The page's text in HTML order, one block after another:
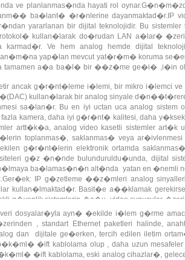
ve planlanmas�nda hayati rol
ba�lant� �r�nlerine dayanmaktad�r.IP
yararlanan bir dijital teknolojidir. Bu sistemler
kullan�larak do�rudan LAN a�lar�
Ve hem analog hemde dijital
yap�lan mevcut yat�r�m� koruma
tamamen a�a ba�l� bir ��z�me ge�i� ,i�in
ancak g�r�nt�leme i�lemi, bir mikro i�lemci ve
kullan�larak bir analog sinyale
sa�lan�r. Bu en iyi uctan uca analog sistem
kamera, daha iyi g�r�nt� kalitesi, daha y�ksek
artt�k�a, analog video kasetli sistemler art�k
toplanmas�, saklanmas� veya
g�r�nt�lerin elektronik ortamda
g�z �n�nde bulunduruldu�unda, dijital
ba�lamas�n�n alt�nda yatan en �nemli
IP g�zetleme ��z�mleri analog
kullan�lmaktad�r. Basit�e a��klamak
sistemlerin �o�u, video sunucular
bir sistem bile tamamen IP g�zetleme
dosyalar�yla ayn� �ekilde i�lem g�rme
, standart Ethernet paketleri halinde,
dan dijitale ge�erken, tercih edilen iletim
�ift kablolama olup , daha uzun mesafeler
�ift kablolama, eski analog cihazlar�,